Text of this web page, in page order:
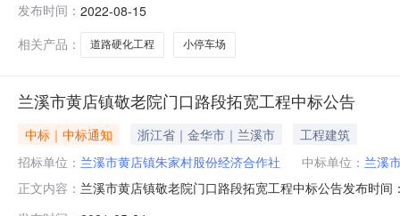
庄道路硬化五、招标方式：公开招标六、开标结果公示
合国家相
发布时间： 2022-08-15
相关产品：
道路硬化工程 小停车场
兰溪市黄店镇敬老院门口路段拓宽工程中标公告
中标｜中标通知 浙江省｜金华市｜兰溪市
工程建筑
招标单位： 兰溪市黄店镇朱家村股份经济合作社 中标单位： 兰溪
正文内容： 兰溪市黄店镇敬老院门口路段拓宽工程中标公告发布时